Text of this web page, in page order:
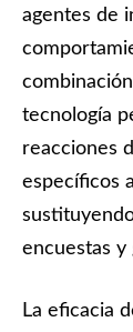
agentes de
tecnología
reacciones
específicos
encuestas y
La eficacia